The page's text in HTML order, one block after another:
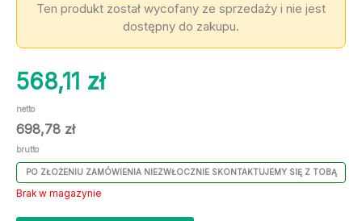
Ten produkt został wycofany ze sprzedaży i nie jest
dostępny do zakupu.
568,11 zł
netto
698,78 zł
brutto
PO ZŁOŻENIU ZAMÓWIENIA NIEZWŁOCZNIE SKONTAKTUJEMY SIĘ Z TOBĄ
Brak w magazynie